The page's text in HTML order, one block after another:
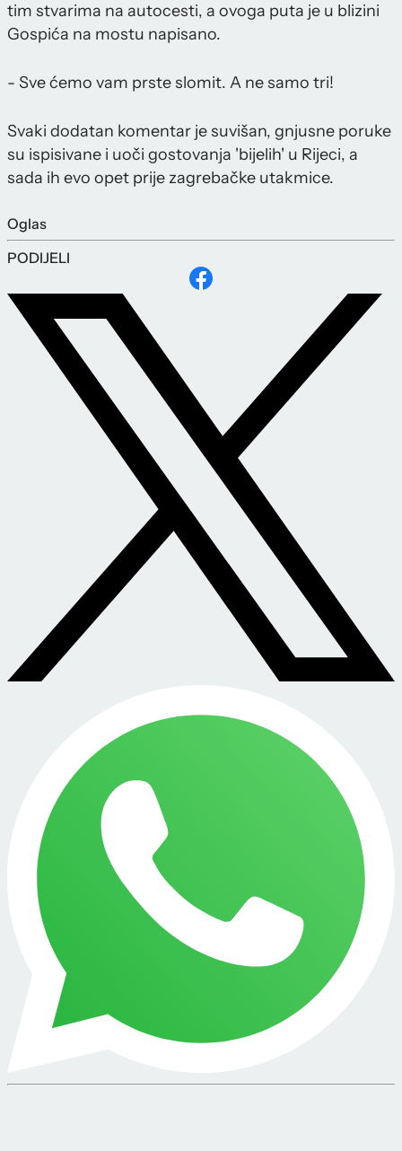
tim stvarima na autocesti, a ovoga puta je u blizini
Gospića na mostu napisano.
- Sve ćemo vam prste slomit. A ne samo tri!
Svaki dodatan komentar je suvišan, gnjusne poruke
su ispisivane i uoči gostovanja 'bijelih' u Rijeci, a
sada ih evo opet prije zagrebačke utakmice.
Oglas
PODIJELI